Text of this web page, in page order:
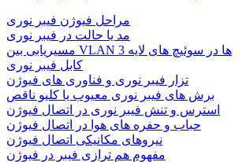
مراحل فیوژن فیبر نوری
مد یا حالت در فیبر نوری
مسیریابی بین VLAN ها در سوئیچ های لایه 3
کابل فیبر نوری
تزار فیبر نوری و فناوری های فیوژن
برش های فیبر نوری معیوب یا کلیو ناقص
استرس و تنش فیبر نوری در اتصال فیوژن
حباب و حفره‌ های هوا در اتصال فیوژن
نیروهای مکانیکی اتصال فیوژن
مفهوم هم ترازی فیبر در فیوژن